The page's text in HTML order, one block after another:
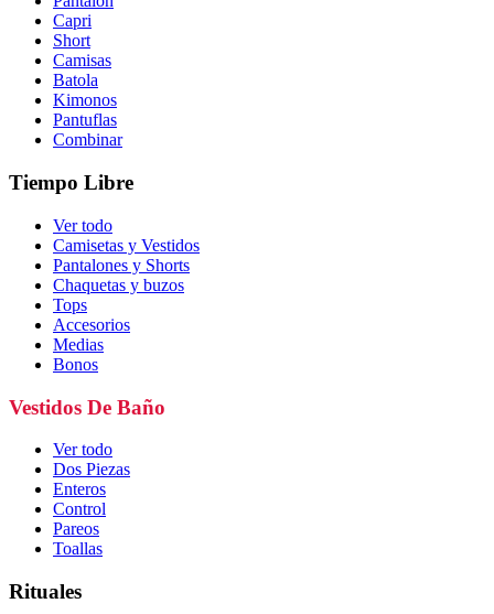
Capri
Short
Camisas
Batola
Kimonos
Pantuflas
Combinar
Tiempo Libre
Ver todo
Camisetas y Vestidos
Pantalones y Shorts
Chaquetas y buzos
Tops
Accesorios
Medias
Bonos
Vestidos De Baño
Ver todo
Dos Piezas
Enteros
Control
Pareos
Toallas
Rituales